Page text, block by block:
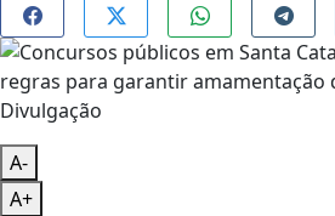
Divulgação
A-
A+